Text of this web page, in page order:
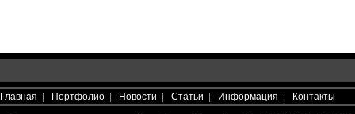
Главная Портфолио Новости Статьи Информация Контакты